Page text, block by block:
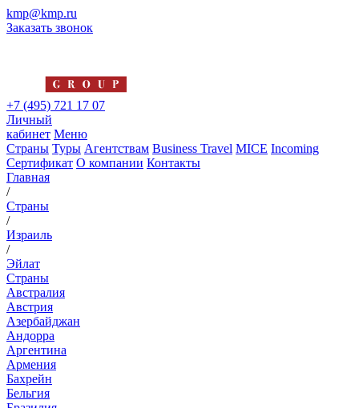
kmp@kmp.ru
Заказать звонок
+7 (495) 721 17 07
Личный
кабинет Меню
Страны Туры Агентствам Business Travel MICE Incoming
Сертификат О компании Контакты
Главная
/
Страны
/
Израиль
/
Эйлат
Страны
Австралия
Австрия
Азербайджан
Андорра
Аргентина
Армения
Бахрейн
Бельгия